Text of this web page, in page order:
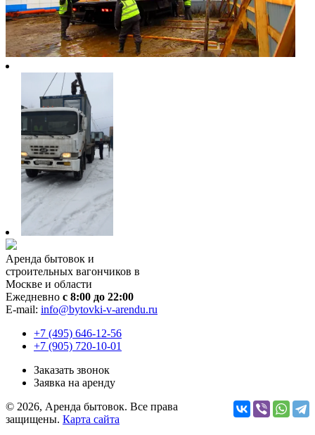
Аренда бытовок и
строительных вагончиков в
Москве и области
Ежедневно с 8:00 до 22:00
E-mail: info@bytovki-v-arendu.ru
+7 (495) 646-12-56
+7 (905) 720-10-01
Заказать звонок
Заявка на аренду
© 2026, Аренда бытовок. Все права
защищены. Карта сайта